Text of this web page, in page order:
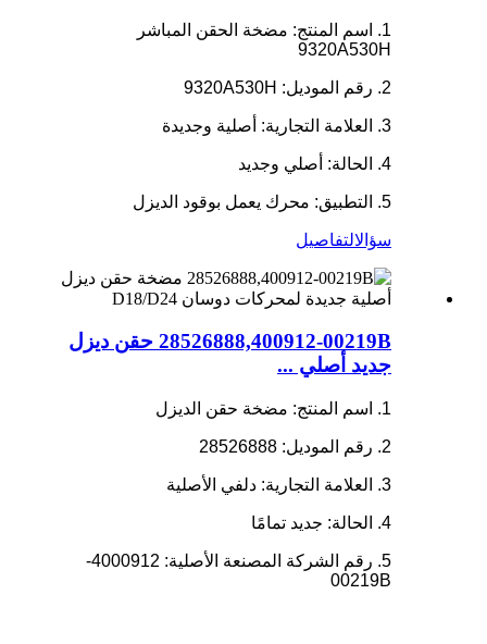
1. اسم المنتج: مضخة الحقن المباشر
9320A530H
2. رقم الموديل: 9320A530H
3. العلامة التجارية: أصلية وجديدة
4. الحالة: أصلي وجديد
5. التطبيق: محرك يعمل بوقود الديزل
سؤالالتفاصيل
28526888,400912-00219B حقن ديزل
جديد أصلي ...
1. اسم المنتج: مضخة حقن الديزل
2. رقم الموديل: 28526888
3. العلامة التجارية: دلفي الأصلية
4. الحالة: جديد تمامًا
5. رقم الشركة المصنعة الأصلية: 4000912-
00219B